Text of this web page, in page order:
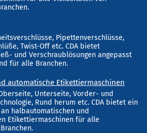
Pipettenverschlüsse,
Twist-Off etc. CDA bietet
und Verschraublösungen angepasst
für alle Branchen.
automatische Etikettiermaschinen
Unterseite, Vorder- und
Rund herum etc. CDA bietet ein
halbautomatischen und
Etikettiermaschinen für alle